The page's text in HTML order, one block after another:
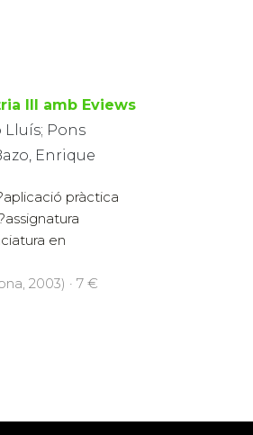
III amb Eviews
Lluís; Pons
Enrique
pràctica
en
2003) · 7 €